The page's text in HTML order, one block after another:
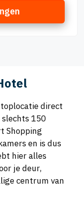
direct
slechts 150
Shopping
en is dus
hier alles
je deur,
centrum van